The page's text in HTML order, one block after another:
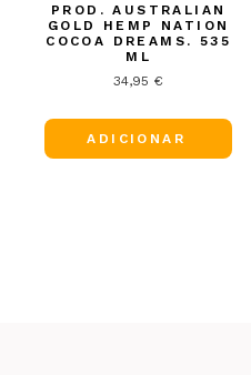
PROD. AUSTRALIAN
GOLD HEMP NATION
COCOA DREAMS. 535
ML
34,95 €
ADICIONAR